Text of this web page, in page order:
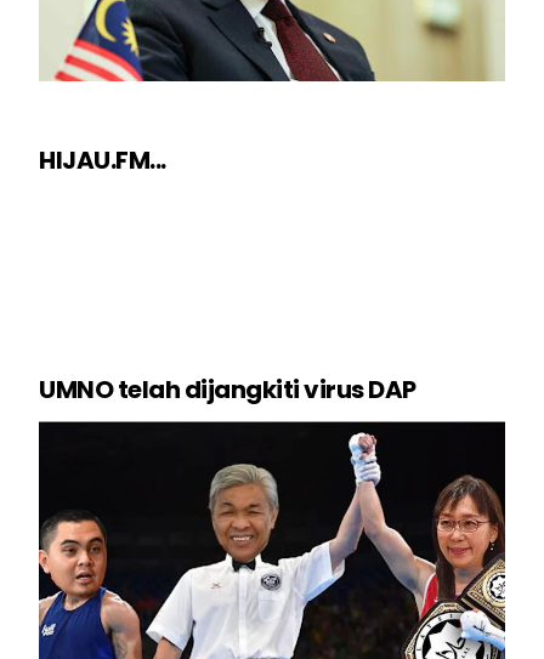
HIJAU.FM...
UMNO telah dijangkiti virus DAP